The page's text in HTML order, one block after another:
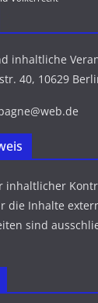
inhaltliche
40, 10629
inhaltlicher
die Inhalte
sind